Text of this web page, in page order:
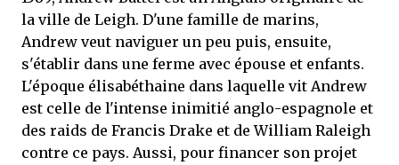
la ville de Leigh. D'une famille de marins,
Andrew veut naviguer un peu puis, ensuite,
s'établir dans une ferme avec épouse et enfants.
L'époque élisabéthaine dans laquelle vit Andrew
est celle de l'intense inimitié anglo-espagnole et
des raids de Francis Drake et de William Raleigh
contre ce pays. Aussi, pour financer son projet